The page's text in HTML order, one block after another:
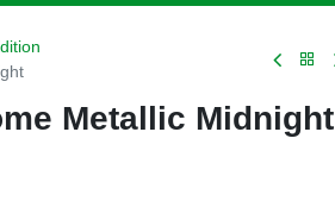
Metallic Midnight